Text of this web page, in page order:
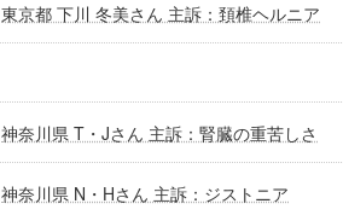
東京都 下川 冬美さん 主訴：頚椎ヘルニア
神奈川県 T・Jさん 主訴：腎臓の重苦しさ
神奈川県 N・Hさん 主訴：ジストニア